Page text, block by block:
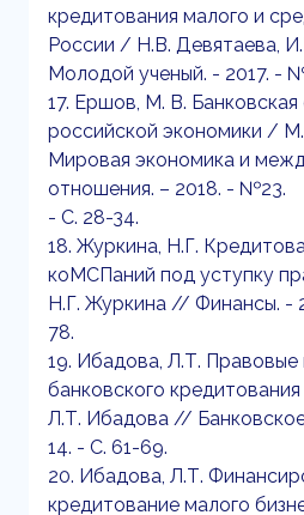
кредитования малого и
России / Н.В. Девятаева,
Молодой ученый. - 2017. -
17. Ершов, М. В.
российской экономики /
Мировая экономика и
отношения. – 2018. - №23.
- С. 28-34.
18. Журкина, Н.Г.
коМСПаний под уступку
Н.Г. Журкина // Финансы. -
78.
19. Ибадова, Л.Т.
банковского
Л.Т. Ибадова //
14. - С. 61-69.
20. Ибадова, Л.Т.
кредитование малого